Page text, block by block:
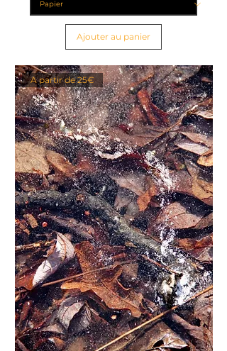
Ajouter au panier
A partir de 25€